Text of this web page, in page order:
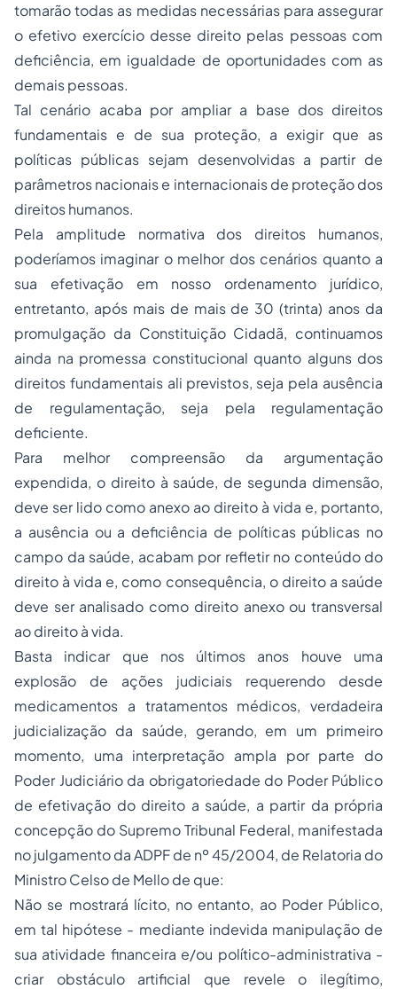
tomarão todas as medidas necessárias para assegurar
o efetivo exercício desse direito pelas pessoas com
deficiência, em igualdade de oportunidades com as
demais pessoas.
Tal cenário acaba por ampliar a base dos direitos
fundamentais e de sua proteção, a exigir que as
políticas públicas sejam desenvolvidas a partir de
parâmetros nacionais e internacionais de proteção dos
direitos humanos.
Pela amplitude normativa dos direitos humanos,
poderíamos imaginar o melhor dos cenários quanto a
sua efetivação em nosso ordenamento jurídico,
entretanto, após mais de mais de 30 (trinta) anos da
promulgação da Constituição Cidadã, continuamos
ainda na promessa constitucional quanto alguns dos
direitos fundamentais ali previstos, seja pela ausência
de regulamentação, seja pela regulamentação
deficiente.
Para melhor compreensão da argumentação
expendida, o direito à saúde, de segunda dimensão,
deve ser lido como anexo ao direito à vida e, portanto,
a ausência ou a deficiência de políticas públicas no
campo da saúde, acabam por refletir no conteúdo do
direito à vida e, como consequência, o direito a saúde
deve ser analisado como direito anexo ou transversal
ao direito à vida.
Basta indicar que nos últimos anos houve uma
explosão de ações judiciais requerendo desde
medicamentos a tratamentos médicos, verdadeira
judicialização da saúde, gerando, em um primeiro
momento, uma interpretação ampla por parte do
Poder Judiciário da obrigatoriedade do Poder Público
de efetivação do direito a saúde, a partir da própria
concepção do Supremo Tribunal Federal, manifestada
no julgamento da ADPF de nº 45/2004, de Relatoria do
Ministro Celso de Mello de que:
Não se mostrará lícito, no entanto, ao Poder Público,
em tal hipótese - mediante indevida manipulação de
sua atividade financeira e/ou político-administrativa -
criar obstáculo artificial que revele o ilegítimo,